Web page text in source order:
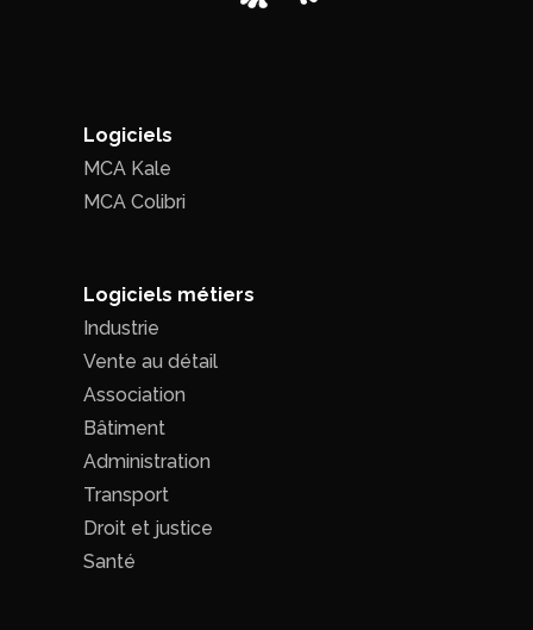
Logiciels
MCA Kale
MCA Colibri
Logiciels métiers
Industrie
Vente au détail
Association
Bâtiment
Administration
Transport
Droit et justice
Santé